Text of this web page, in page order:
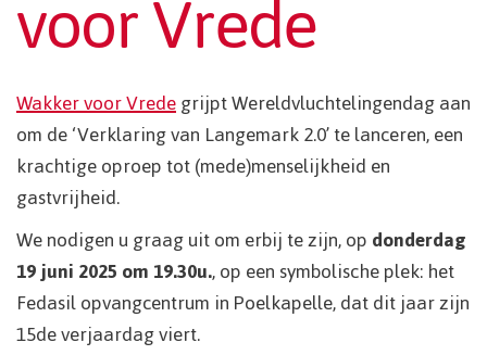
Wakker voor Vredegrijpt Wereldvluchtelingendag aan
om de ‘Verklaring van Langemark 2.0’ te lanceren, een
krachtige oproep tot (mede)menselijkheid en
gastvrijheid.
We nodigen u graag uit om erbij te zijn, opdonderdag
19 juni 2025 om 19.30u., op een symbolische plek: het
Fedasil opvangcentrum in Poelkapelle, dat dit jaar zijn
15de verjaardag viert.